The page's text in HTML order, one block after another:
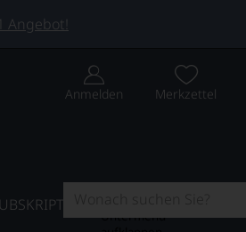
Angebot!
Anmelden Merkzettel
Untermenü